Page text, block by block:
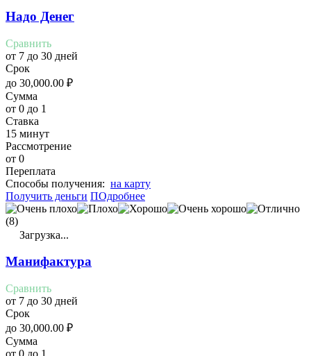
Надо Денег
Сравнить
от 7 до 30 дней
Срок
до 30,000.00 ₽
Сумма
от 0 до 1
Ставка
15 минут
Рассмотрение
от 0
Переплата
Cпособы получения: на карту
Получить деньги ПОдробнее
(8)
Загрузка...
Манифактура
Сравнить
от 7 до 30 дней
Срок
до 30,000.00 ₽
Сумма